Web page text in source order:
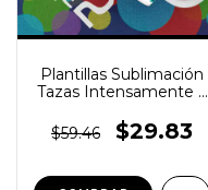
Plantillas Sublimación
Tazas Intensamente 2
$59.46
$29.83